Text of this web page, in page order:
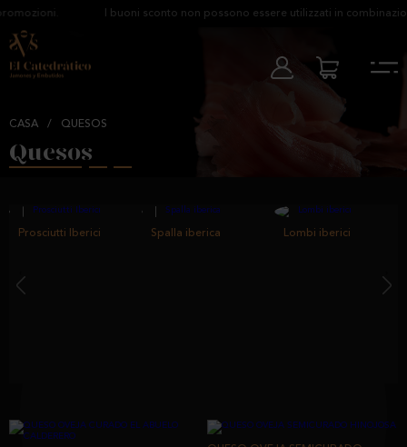
I buoni sconto non possono essere utilizzati in
CASA / QUESOS
Quesos
Prosciutti Iberici Spalla iberica Lombi iberici